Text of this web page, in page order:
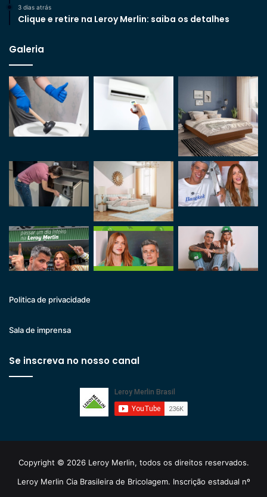
3 dias atrás
Clique e retire na Leroy Merlin: saiba os detalhes
Galeria
Politica de privacidade
Sala de imprensa
Se inscreva no nosso canal
Copyright © 2026 Leroy Merlin, todos os direitos reservados.
Leroy Merlin Cia Brasileira de Bricolagem. Inscrição estadual nº